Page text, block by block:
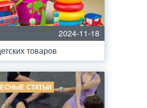
2024-11-18
товаров
СТАТЬИ